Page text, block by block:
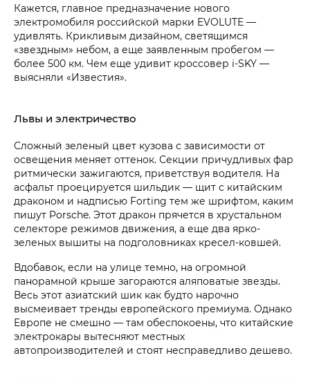
Кажется, главное предназначение нового
электромобиля российской марки EVOLUTE —
удивлять. Крикливым дизайном, светящимся
«звездным» небом, а еще заявленным пробегом —
более 500 км. Чем еще удивит кроссовер i‑SKY —
выясняли «Известия».
Львы и электричество
Сложный зеленый цвет кузова с зависимости от
освещения меняет оттенок. Секции причудливых фар
ритмически зажигаются, приветствуя водителя. На
асфальт проецируется шильдик — щит с китайским
драконом и надписью Forting тем же шрифтом, каким
пишут Porsche. Этот дракон прячется в хрустальном
селекторе режимов движения, а еще два ярко-
зеленых вышиты на подголовниках кресел-ковшей.
Вдобавок, если на улице темно, на огромной
панорамной крыше загораются аляповатые звезды.
Весь этот азиатский шик как будто нарочно
высмеивает тренды европейского премиума. Однако
Европе не смешно — там обеспокоены, что китайские
электрокары вытесняют местных
автопроизводителей и стоят несправедливо дешево.